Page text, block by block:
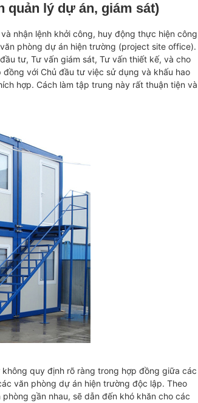
quản lý dự án, giám sát)
nhận lệnh khởi công, huy động thực hiện công
phòng dự án hiện trường (project site office).
tư, Tư vấn giám sát, Tư vấn thiết kế, và cho
với Chủ đầu tư việc sử dụng và khấu hao
hợp. Cách làm tập trung này rất thuận tiện và
quy định rõ ràng trong hợp đồng giữa các
văn phòng dự án hiện trường độc lập. Theo
gần nhau, sẽ dẫn đến khó khăn cho các